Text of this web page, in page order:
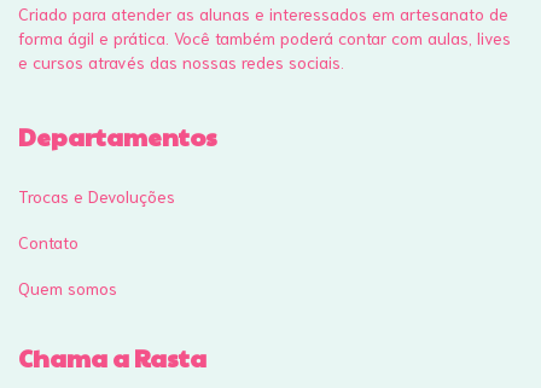
Criado para atender as alunas e interessados em artesanato de
forma ágil e prática. Você também poderá contar com aulas, lives
e cursos através das nossas redes sociais.
Departamentos
Trocas e Devoluções
Contato
Quem somos
Chama a Rasta